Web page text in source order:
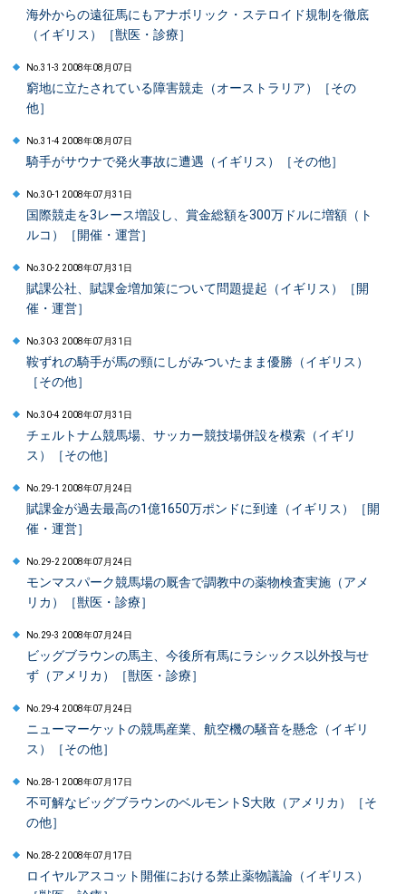
海外からの遠征馬にもアナボリック・ステロイド規制を徹底
（イギリス）［獣医・診療］
No.31-3 2008年08月07日
窮地に立たされている障害競走（オーストラリア）［その
他］
No.31-4 2008年08月07日
騎手がサウナで発火事故に遭遇（イギリス）［その他］
No.30-1 2008年07月31日
国際競走を3レース増設し、賞金総額を300万ドルに増額（ト
ルコ）［開催・運営］
No.30-2 2008年07月31日
賦課公社、賦課金増加策について問題提起（イギリス）［開
催・運営］
No.30-3 2008年07月31日
鞍ずれの騎手が馬の頸にしがみついたまま優勝（イギリス）
［その他］
No.30-4 2008年07月31日
チェルトナム競馬場、サッカー競技場併設を模索（イギリ
ス）［その他］
No.29-1 2008年07月24日
賦課金が過去最高の1億1650万ポンドに到達（イギリス）［開
催・運営］
No.29-2 2008年07月24日
モンマスパーク競馬場の厩舎で調教中の薬物検査実施（アメ
リカ）［獣医・診療］
No.29-3 2008年07月24日
ビッグブラウンの馬主、今後所有馬にラシックス以外投与せ
ず（アメリカ）［獣医・診療］
No.29-4 2008年07月24日
ニューマーケットの競馬産業、航空機の騒音を懸念（イギリ
ス）［その他］
No.28-1 2008年07月17日
不可解なビッグブラウンのベルモントS大敗（アメリカ）［そ
の他］
No.28-2 2008年07月17日
ロイヤルアスコット開催における禁止薬物議論（イギリス）